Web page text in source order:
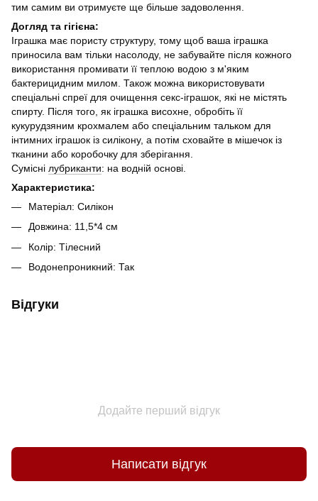
тим самим ви отримуєте ще більше задоволення.
Догляд та гігієна:
Іграшка має пористу структуру, тому щоб ваша іграшка
приносила вам тільки насолоду, не забувайте після кожного
використання промивати її теплою водою з м'яким
бактерицидним милом. Також можна використовувати
спеціальні спреї для очищення секс-іграшок, які не містять
спирту. Після того, як іграшка висохне, обробіть її
кукурудзяним крохмалем або спеціальним тальком для
інтимних іграшок із силікону, а потім сховайте в мішечок із
тканини або коробочку для зберігання.
Сумісні лубриканти: на водній основі.
Характеристика:
Матеріал: Силікон
Довжина: 11,5*4 см
Колір: Тілесний
Водонепроникний: Так
Відгуки
Додайте перший відгук
Написати відгук